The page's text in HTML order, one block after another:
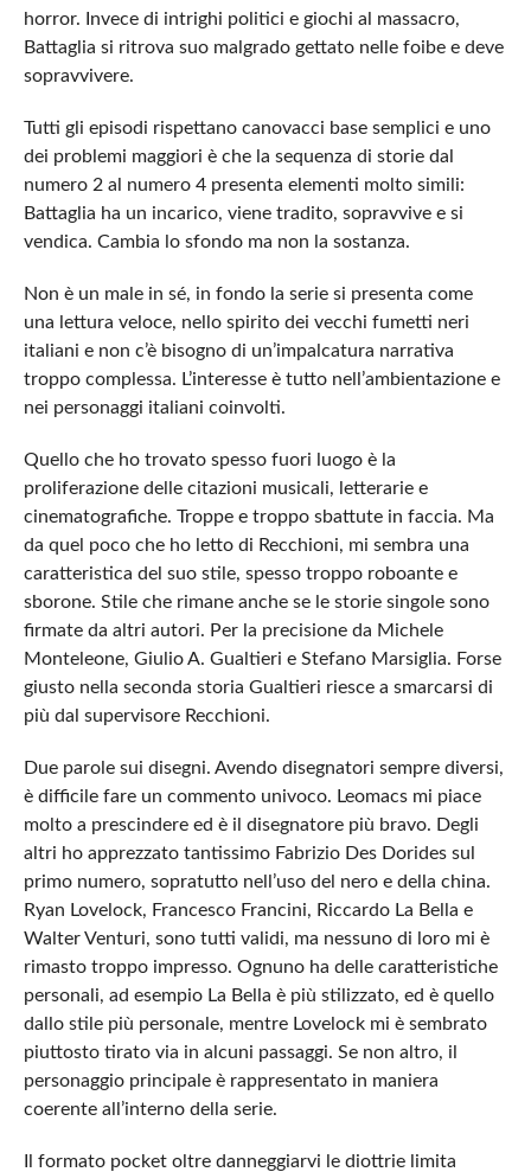
horror. Invece di intrighi politici e giochi al massacro,
Battaglia si ritrova suo malgrado gettato nelle foibe e deve
sopravvivere.
Tutti gli episodi rispettano canovacci base semplici e uno
dei problemi maggiori è che la sequenza di storie dal
numero 2 al numero 4 presenta elementi molto simili:
Battaglia ha un incarico, viene tradito, sopravvive e si
vendica. Cambia lo sfondo ma non la sostanza.
Non è un male in sé, in fondo la serie si presenta come
una lettura veloce, nello spirito dei vecchi fumetti neri
italiani e non c’è bisogno di un’impalcatura narrativa
troppo complessa. L’interesse è tutto nell’ambientazione e
nei personaggi italiani coinvolti.
Quello che ho trovato spesso fuori luogo è la
proliferazione delle citazioni musicali, letterarie e
cinematografiche. Troppe e troppo sbattute in faccia. Ma
da quel poco che ho letto di Recchioni, mi sembra una
caratteristica del suo stile, spesso troppo roboante e
sborone. Stile che rimane anche se le storie singole sono
firmate da altri autori. Per la precisione da Michele
Monteleone, Giulio A. Gualtieri e Stefano Marsiglia. Forse
giusto nella seconda storia Gualtieri riesce a smarcarsi di
più dal supervisore Recchioni.
Due parole sui disegni. Avendo disegnatori sempre diversi,
è difficile fare un commento univoco. Leomacs mi piace
molto a prescindere ed è il disegnatore più bravo. Degli
altri ho apprezzato tantissimo Fabrizio Des Dorides sul
primo numero, sopratutto nell’uso del nero e della china.
Ryan Lovelock, Francesco Francini, Riccardo La Bella e
Walter Venturi, sono tutti validi, ma nessuno di loro mi è
rimasto troppo impresso. Ognuno ha delle caratteristiche
personali, ad esempio La Bella è più stilizzato, ed è quello
dallo stile più personale, mentre Lovelock mi è sembrato
piuttosto tirato via in alcuni passaggi. Se non altro, il
personaggio principale è rappresentato in maniera
coerente all’interno della serie.
Il formato pocket oltre danneggiarvi le diottrie limita